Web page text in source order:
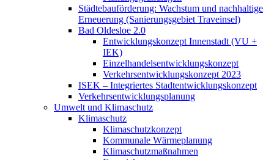
Städtebauförderung: Wachstum und nachhaltige
Erneuerung (Sanierungsgebiet Traveinsel)
Bad Oldesloe 2.0
Entwicklungskonzept Innenstadt (VU +
IEK)
Einzelhandels­entwicklungskonzept
Verkehrsentwicklungskonzept 2023
ISEK – Integriertes Stadtentwicklungskonzept
Verkehrsentwicklungsplanung
Umwelt und Klimaschutz
Klimaschutz
Klimaschutzkonzept
Kommunale Wärmeplanung
Klimaschutzmaßnahmen